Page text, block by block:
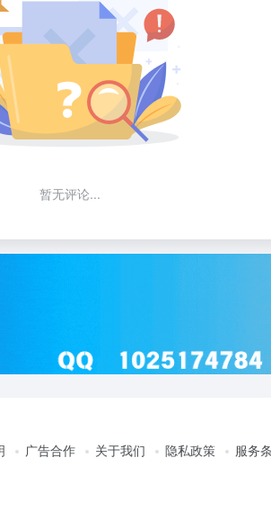
暂无评论...
广告合作 关于我们 隐私政策 服务